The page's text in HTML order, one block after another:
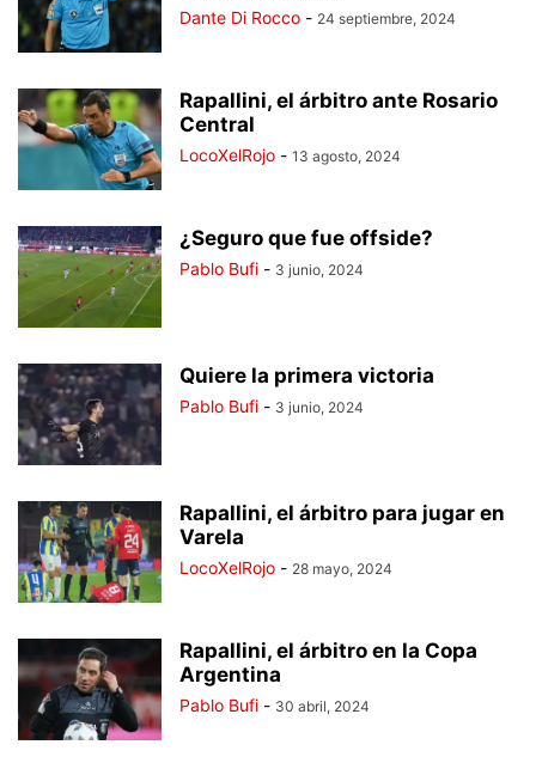
Dante Di Rocco - 24 septiembre, 2024
Rapallini, el árbitro ante Rosario
Central
LocoXelRojo - 13 agosto, 2024
¿Seguro que fue offside?
Pablo Bufi - 3 junio, 2024
Quiere la primera victoria
Pablo Bufi - 3 junio, 2024
Rapallini, el árbitro para jugar en
Varela
LocoXelRojo - 28 mayo, 2024
Rapallini, el árbitro en la Copa
Argentina
Pablo Bufi - 30 abril, 2024